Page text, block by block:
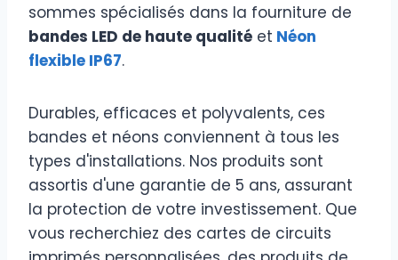
sommes spécialisés dans la fourniture de
bandes LED de haute qualité et Néon
flexible IP67.
Durables, efficaces et polyvalents, ces
bandes et néons conviennent à tous les
types d'installations. Nos produits sont
assortis d'une garantie de 5 ans, assurant
la protection de votre investissement. Que
vous recherchiez des cartes de circuits